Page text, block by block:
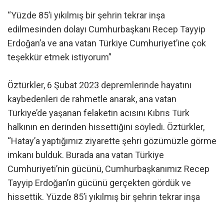
“Yüzde 85’i yıkılmış bir şehrin tekrar inşa
edilmesinden dolayı Cumhurbaşkanı Recep Tayyip
Erdoğan’a ve ana vatan Türkiye Cumhuriyet’ine çok
teşekkür etmek istiyorum”
Öztürkler, 6 Şubat 2023 depremlerinde hayatını
kaybedenleri de rahmetle anarak, ana vatan
Türkiye’de yaşanan felaketin acısını Kıbrıs Türk
halkının en derinden hissettiğini söyledi. Öztürkler,
“Hatay’a yaptığımız ziyarette şehri gözümüzle görme
imkanı bulduk. Burada ana vatan Türkiye
Cumhuriyeti’nin gücünü, Cumhurbaşkanımız Recep
Tayyip Erdoğan’ın gücünü gerçekten gördük ve
hissettik. Yüzde 85’i yıkılmış bir şehrin tekrar inşa